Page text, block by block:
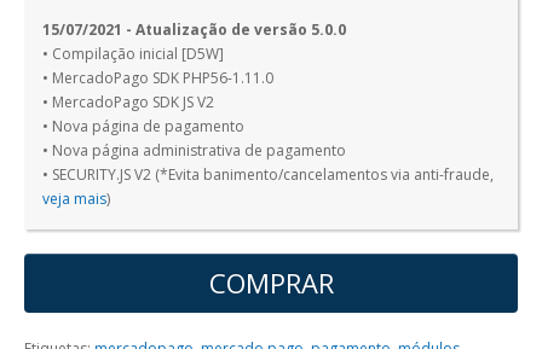
15/07/2021 - Atualização de versão 5.0.0
• Compilação inicial [D5W]
• MercadoPago SDK PHP56-1.11.0
• MercadoPago SDK JS V2
• Nova página de pagamento
• Nova página administrativa de pagamento
• SECURITY.JS V2 (*Evita banimento/cancelamentos via anti-fraude,
veja mais)
COMPRAR